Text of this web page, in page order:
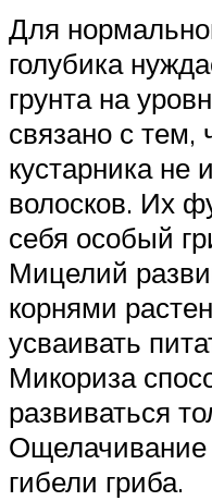
Для
голубика
грунта на
связано с тем,
кустарника
волосков. Их
себя особый
Мицелий
корнями
усваивать
Микориза
развиваться
Ощелачивание
гибели гриба.